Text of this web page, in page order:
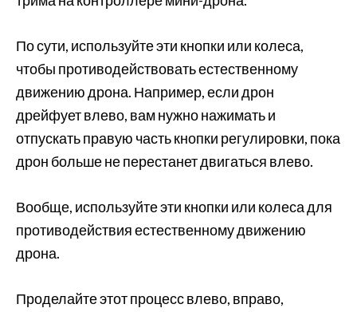
По сути, используйте эти кнопки или колеса,
чтобы противодействовать естественному
движению дрона. Например, если дрон
дрейфует влево, вам нужно нажимать и
отпускать правую часть кнопки регулировки, пока
дрон больше не перестанет двигаться влево.
Вообще, используйте эти кнопки или колеса для
противодействия естественному движению
дрона.
Проделайте этот процесс влево, вправо,